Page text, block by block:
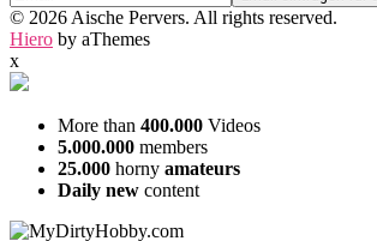
© 2026 Aische Pervers. All rights reserved.
Hiero by aThemes
x
More than 400.000 Videos
5.000.000 members
25.000 horny amateurs
Daily new content